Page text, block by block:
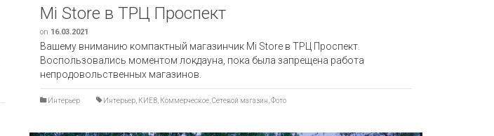
Mi Store в ТРЦ Проспект
on 16.03.2021
Вашему вниманию компактный магазинчик Mi Store в ТРЦ Проспект.
Воспользовались моментом локдауна, пока была запрещена работа
непродовольственных магазинов.
Интерьер Интерьер КИЕВ Коммерческое Сетевой магазин Фото